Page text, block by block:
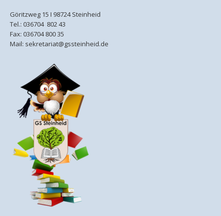
Göritzweg 15 I 98724 Steinheid
Tel.: 036704 802 43
Fax: 036704 800 35
Mail: sekretariat@gssteinheid.de